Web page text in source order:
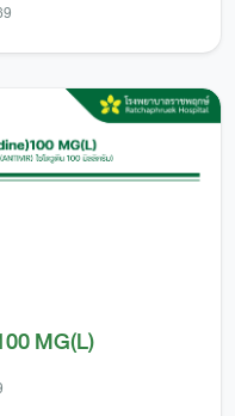
MG(L)